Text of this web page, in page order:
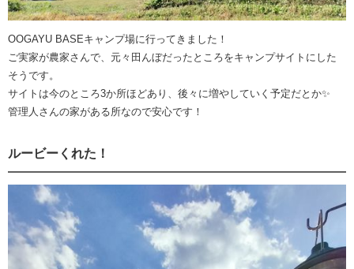
OOGAYU BASEキャンプ場に行ってきました！
ご実家が農家さんで、元々田んぼだったところをキャンプサイトにした
そうです。
サイトは今のところ3か所ほどあり、後々に増やしていく予定だとか✨
管理人さんの家がある所なので安心です！
ルービーくれた！